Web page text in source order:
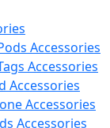
Accessories
Accessories
Accessories
Accessories
Accessories